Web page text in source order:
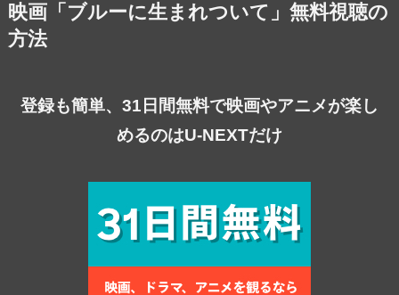
映画「ブルーに生まれついて」無料視聴の
方法
登録も簡単、31日間無料で映画やアニメが楽し
めるのはU-NEXTだけ